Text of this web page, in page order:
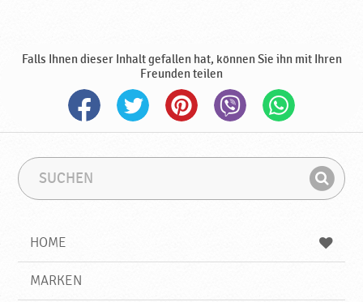
Falls Ihnen dieser Inhalt gefallen hat, können Sie ihn mit Ihren
Freunden teilen
c
e
n
c
b
e
g
r
F
n
d
HOME
MARKEN